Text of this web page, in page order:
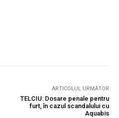
ARTICOLUL URMĂTOR
TELCIU: Dosare penale pentru
furt, în cazul scandalului cu
Aquabis